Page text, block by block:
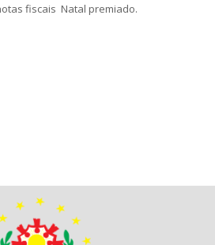
fiscais  Natal premiado.